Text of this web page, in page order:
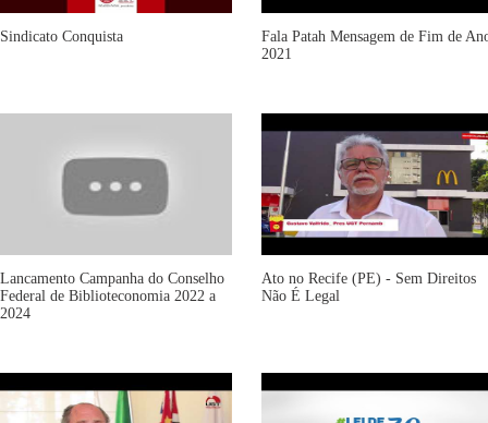
Sindicato Conquista
Fala Patah Mensagem de Fim de
2021
Lancamento Campanha do Conselho
Federal de Biblioteconomia 2022 a
2024
Ato no Recife (PE) - Sem Direitos
Não É Legal